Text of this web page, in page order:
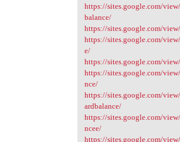
https://sites.google.com/
balance/
https://sites.google.com/
https://sites.google.com/
e/
https://sites.google.com/
https://sites.google.com/
nce/
https://sites.google.com/
ardbalance/
https://sites.google.com/
ncee/
https://sites.google.com/